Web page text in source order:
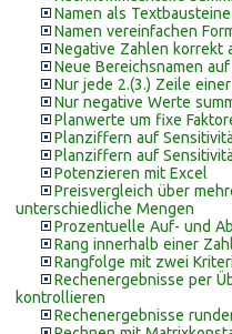
Namen als
Namen vereinfachen
Negative Zahlen korrekt
Neue Bereichsnamen
Nur jede 2.(3.) Zeile
Nur negative Werte
Planwerte um fixe
Planziffern auf
Planziffern auf
Potenzieren mit Excel
Preisvergleich über
unterschiedliche Mengen
Prozentuelle Auf- und
Rang innerhalb einer
Rangfolge mit zwei
Rechenergebnisse per
kontrollieren
Rechenergebnisse